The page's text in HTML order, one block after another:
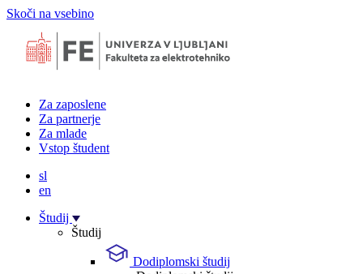
Skoči na vsebino
Za zaposlene
Za partnerje
Za mlade
Vstop študent
sl
en
Študij
Študij
Dodiplomski študij